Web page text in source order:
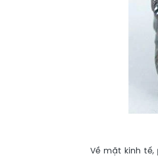
Về mặt kinh